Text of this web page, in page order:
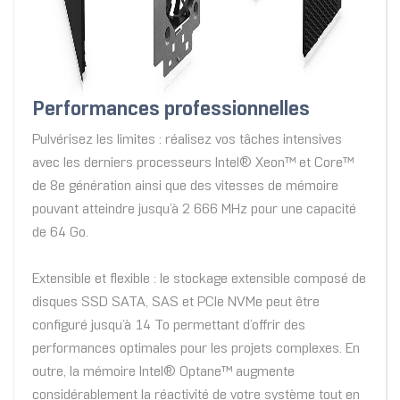
Performances professionnelles
Pulvérisez les limites : réalisez vos tâches intensives
avec les derniers processeurs Intel® Xeon™ et Core™
de 8e génération ainsi que des vitesses de mémoire
pouvant atteindre jusqu’à 2 666 MHz pour une capacité
de 64 Go.
Extensible et flexible : le stockage extensible composé de
disques SSD SATA, SAS et PCIe NVMe peut être
configuré jusqu’à 14 To permettant d’offrir des
performances optimales pour les projets complexes. En
outre, la mémoire Intel® Optane™ augmente
considérablement la réactivité de votre système tout en